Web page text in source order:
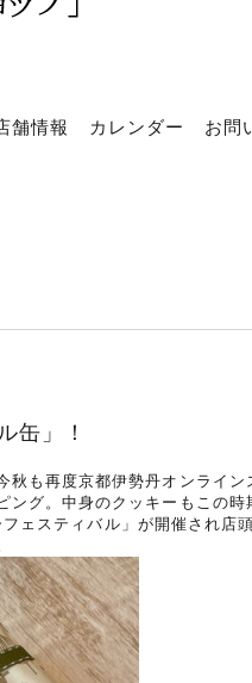
舗情報 カレンダー お問
缶」！
秋も再度京都伊勢丹オンライン
グ。中身のクッキーもこの時
ェスティバル」が開催され店